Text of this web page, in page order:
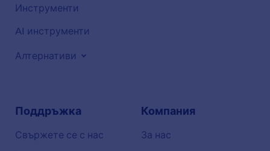
Инструменти
AI инструменти
Алтернативи
Поддръжка
Свържете се с нас
Компания
За нас